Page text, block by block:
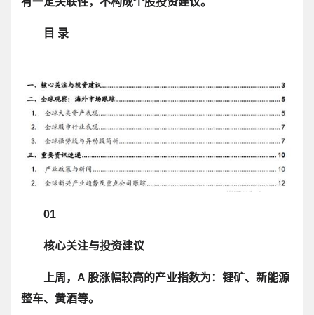
目 录
01
核心关注与投资建议
上周，A 股涨幅较高的产业指数为：锂矿、新能源
整车、黄酒等。